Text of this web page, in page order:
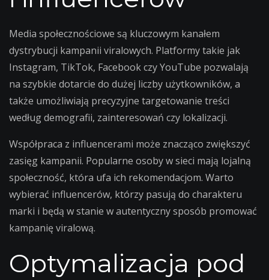
Media społecznościowe są kluczowym kanałem
dystrybucji kampanii viralowych. Platformy takie jak
Instagram, TikTok, Facebook czy YouTube pozwalają
na szybkie dotarcie do dużej liczby użytkowników, a
także umożliwiają precyzyjne targetowanie treści
według demografii, zainteresowań czy lokalizacji.
Współpraca z influencerami może znacząco zwiększyć
zasięg kampanii. Popularne osoby w sieci mają lojalną
społeczność, która ufa ich rekomendacjom. Warto
wybierać influencerów, którzy pasują do charakteru
marki i będą w stanie w autentyczny sposób promować
kampanię viralową.
Optymalizacja pod